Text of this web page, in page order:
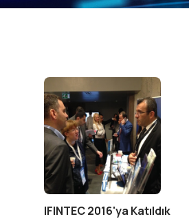
IFINTEC 2016'ya Katıldık